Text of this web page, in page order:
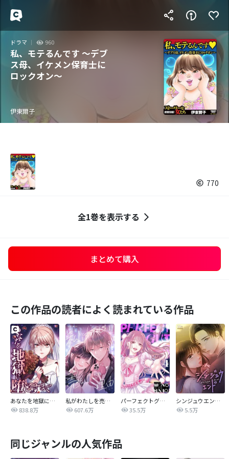
ドラマ 960
私、モテるんです ～デブ
ス母、イケメン保育士に
ロックオン～
伊東爾子
770
全1巻を表示する
まとめて購入
この作品の読者によく読まれている作品
あなたを地獄に堕とすまで
838.8万
私がわたしを売る理由
607.6万
パーフェクトグリッター
35.5万
シンジュウエンド【タテヨミ】
5.5万
同じジャンルの人気作品